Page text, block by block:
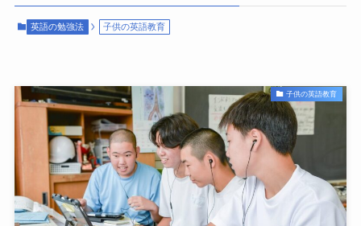
英語の勉強法 子供の英語教育
子供の英語教育